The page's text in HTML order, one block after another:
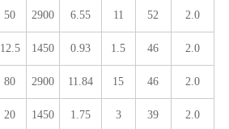
50 2900 6.55 11 52 2.0
12.5 1450 0.93 1.5 46 2.0
80 2900 11.84 15 46 2.0
20 1450 1.75 3 39 2.0